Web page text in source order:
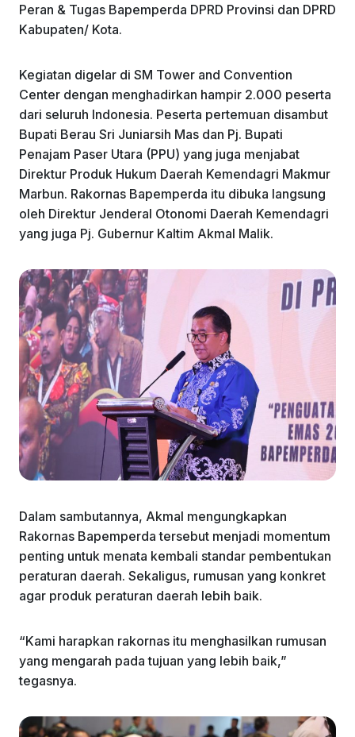
Peran & Tugas Bapemperda DPRD Provinsi dan DPRD
Kabupaten/ Kota.
Kegiatan digelar di SM Tower and Convention
Center dengan menghadirkan hampir 2.000 peserta
dari seluruh Indonesia. Peserta pertemuan disambut
Bupati Berau Sri Juniarsih Mas dan Pj. Bupati
Penajam Paser Utara (PPU) yang juga menjabat
Direktur Produk Hukum Daerah Kemendagri Makmur
Marbun. Rakornas Bapemperda itu dibuka langsung
oleh Direktur Jenderal Otonomi Daerah Kemendagri
yang juga Pj. Gubernur Kaltim Akmal Malik.
Dalam sambutannya, Akmal mengungkapkan
Rakornas Bapemperda tersebut menjadi momentum
penting untuk menata kembali standar pembentukan
peraturan daerah. Sekaligus, rumusan yang konkret
agar produk peraturan daerah lebih baik.
“Kami harapkan rakornas itu menghasilkan rumusan
yang mengarah pada tujuan yang lebih baik,”
tegasnya.